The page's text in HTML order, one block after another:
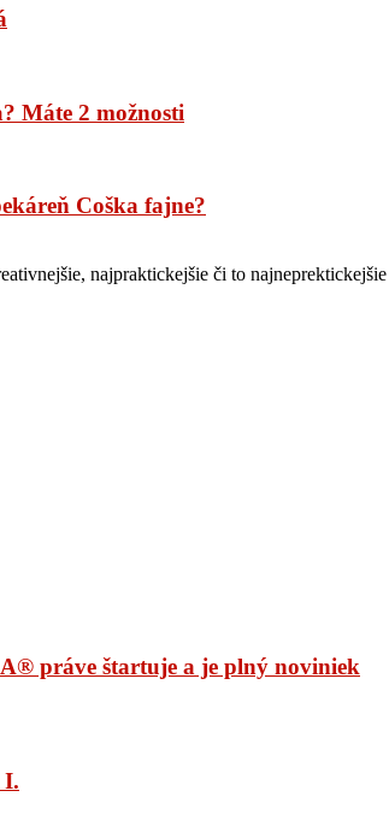
Máte 2 možnosti
Coška fajne?
najpraktickejšie či to
práve štartuje a je plný noviniek
I.